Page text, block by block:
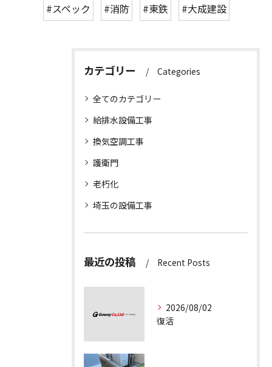
#スペック
#消防 #東鉄 #大成建設
カテゴリー Categories
全てのカテゴリー
給排水設備工事
換気空調工事
護衛門
老朽化
埼玉の設備工事
最近の投稿 Recent Posts
2026/08/02
復活